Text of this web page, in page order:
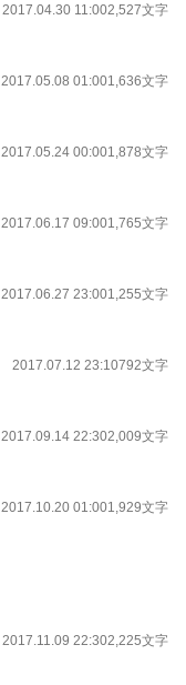
2017.04.30 11:002,527文字
2017.05.08 01:001,636文字
2017.05.24 00:001,878文字
2017.06.17 09:001,765文字
2017.06.27 23:001,255文字
2017.07.12 23:10792文字
2017.09.14 22:302,009文字
2017.10.20 01:001,929文字
2017.11.09 22:302,225文字